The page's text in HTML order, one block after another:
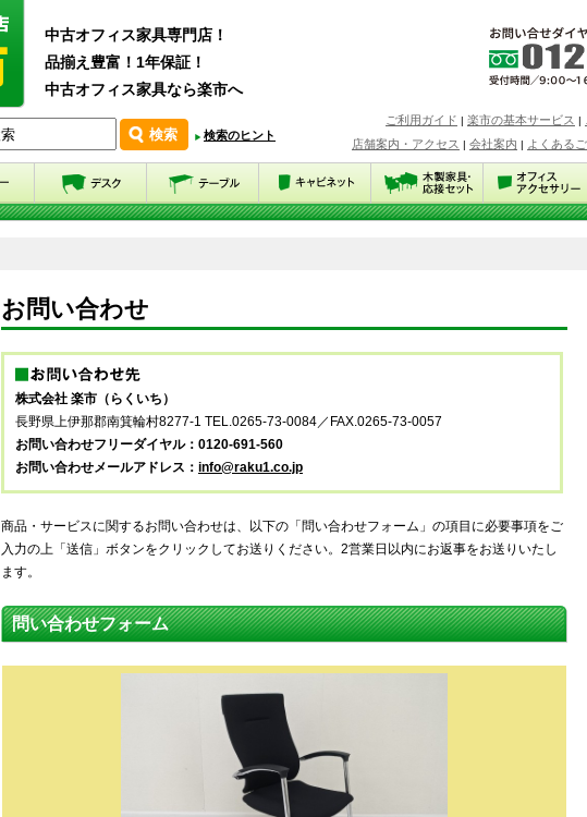
中古オフィス家具専門店！
品揃え豊富！1年保証！
中古オフィス家具なら楽市へ
検索のヒント
ご利用ガイド | 楽市の基本サービス |
店舗案内・アクセス | 会社案内 | よくある
お問い合わせ
株式会社 楽市（らくいち）
長野県上伊那郡南箕輪村8277-1 TEL.0265-73-0084／FAX.0265-73-0057
お問い合わせフリーダイヤル：0120-691-560
お問い合わせメールアドレス： info@raku1.co.jp
商品・サービスに関するお問い合わせは、以下の「問い合わせフォーム」の項目に必要事項をご
入力の上「送信」ボタンをクリックしてお送りください。2営業日以内にお返事をお送りいたし
ます。
問い合わせフォーム